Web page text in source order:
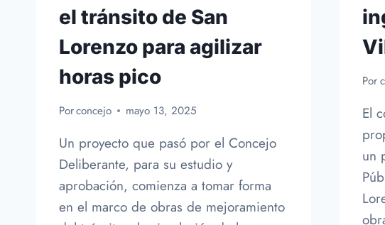
el tránsito de San
Lorenzo para agilizar
horas pico
Porconcejo mayo 13, 2025
Un proyecto que pasó por el Concejo
Deliberante, para su estudio y
aprobación, comienza a tomar forma
en el marco de obras de mejoramiento
Por
El
un